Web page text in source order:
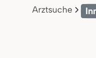
Arztsuche